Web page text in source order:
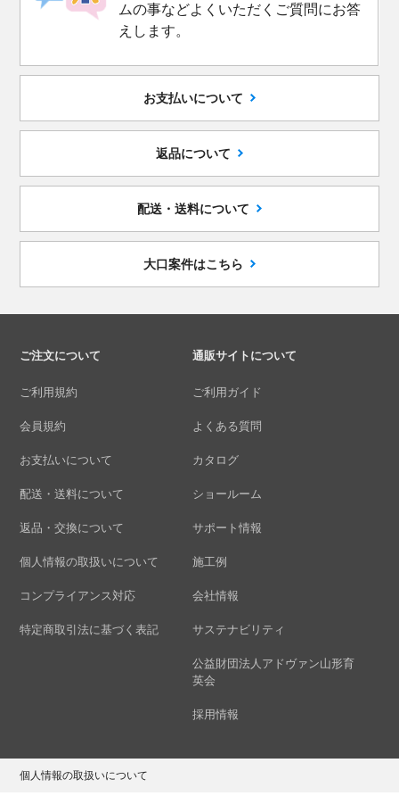
ムの事などよくいただくご質問にお答
えします。
お支払いについて
返品について
配送・送料について
大口案件はこちら
ご注文について
ご利用規約
会員規約
お支払いについて
配送・送料について
返品・交換について
個人情報の取扱いについて
コンプライアンス対応
特定商取引法に基づく表記
通販サイトについて
ご利用ガイド
よくある質問
カタログ
ショールーム
サポート情報
施工例
会社情報
サステナビリティ
公益財団法人アドヴァン山形育
英会
採用情報
個人情報の取扱いについて